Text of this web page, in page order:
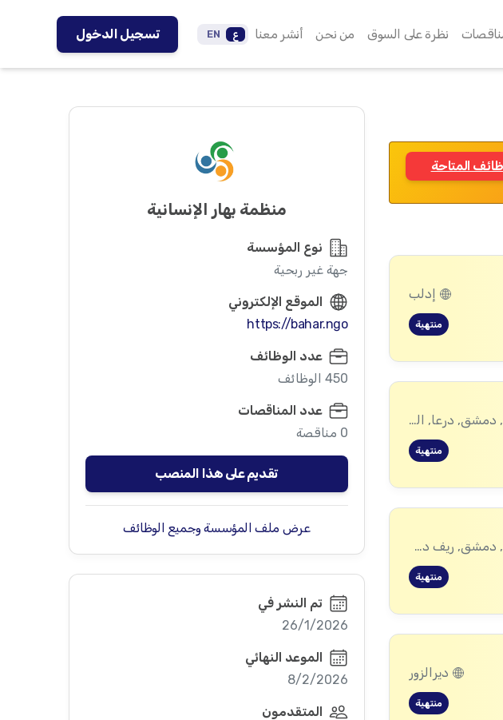
نظرة على السوق من نحن أنشر معنا ع EN تسجيل الدخول
المتاحة
إدلب
منتهية
حلب, دمشق, درعا, الرقة, الحسكة
منتهية
حلب, دمشق, ريف دمشق, درعا, الرقة, الحسكة
منتهية
ديرالزور
منتهية
منظمة بهار الإنسانية
نوع المؤسسة
جهة غير ربحية
الموقع الإلكتروني
https://bahar.ngo
عدد الوظائف
450 الوظائف
عدد المناقصات
0 مناقصة
تقديم على هذا المنصب
عرض ملف المؤسسة وجميع الوظائف
تم النشر في
26/1/2026
الموعد النهائي
8/2/2026
المتقدمون